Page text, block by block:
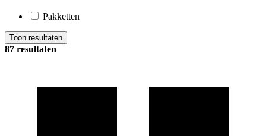
Pakketten
Toon resultaten
87 resultaten